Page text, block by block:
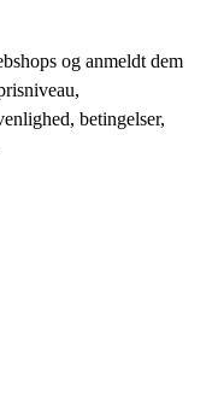
og anmeldt dem
betingelser,